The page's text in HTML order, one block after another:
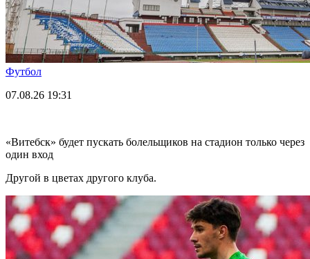
Футбол
07.08.26 19:31
«Витебск» будет пускать болельщиков на стадион только через
один вход
Другой в цветах другого клуба.